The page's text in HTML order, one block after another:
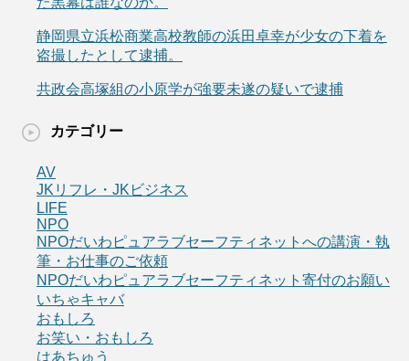
静岡県立浜松商業高校教師の浜田卓幸が少女の下着を
盗撮したとして逮捕。
共政会高塚組の小原学が強要未遂の疑いで逮捕
カテゴリー
AV
JKリフレ・JKビジネス
LIFE
NPO
NPOだいわピュアラブセーフティネットへの講演・執
筆・お仕事のご依頼
NPOだいわピュアラブセーフティネット寄付のお願い
いちゃキャバ
おもしろ
お笑い・おもしろ
はあちゅう